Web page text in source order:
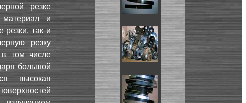
резке
материал и
резки, так и
резку
в том числе
большой
высокая